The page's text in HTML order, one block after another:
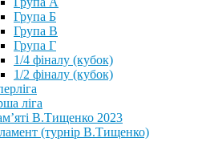
Група Б
Група В
Група Г
1/4 фіналу (кубок)
1/2 фіналу (кубок)
ліга
В.Тищенко 2023
(турнір В.Тищенко)